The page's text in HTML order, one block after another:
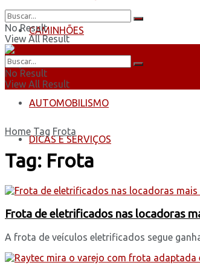
CAMINHÕES
ÔNIBUS
AUTOMOBILISMO
DICAS E SERVIÇOS
No Result
View All Result
No Result
View All Result
Home Tag Frota
Tag: Frota
Frota de eletrificados nas locadoras
A frota de veículos eletrificados segue